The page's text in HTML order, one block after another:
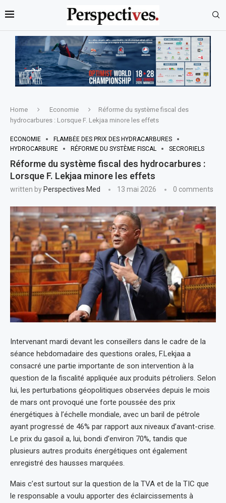
Home Economie
Réforme du système fiscal des
hydrocarbures : Lorsque F. Lekjaa minore les effets
ECONOMIE
FLAMBÉE DES PRIX DES HYDRACARBURES
HYDROCARBURE
RÉFORME DU SYSTÈME FISCAL SECRORIELS
Réforme du système fiscal des hydrocarbures :
Lorsque F. Lekjaa minore les effets
written by Perspectives Med 13 mai 2026 0 comments
Intervenant mardi devant les conseillers dans le cadre de la
séance hebdomadaire des questions orales, F.Lekjaa a
consacré une partie importante de son intervention à la
question de la fiscalité appliquée aux produits pétroliers. Selon
lui, les perturbations géopolitiques observées depuis le mois
de mars ont provoqué une forte poussée des prix
énergétiques à l’échelle mondiale, avec un baril de pétrole
ayant progressé de 46% par rapport aux niveaux d’avant-crise.
Le prix du gasoil a, lui, bondi d’environ 70%, tandis que
plusieurs autres produits énergétiques ont également
enregistré des hausses marquées.
Mais c’est surtout sur la question de la TVA et de la TIC que
le responsable a voulu apporter des éclaircissements à